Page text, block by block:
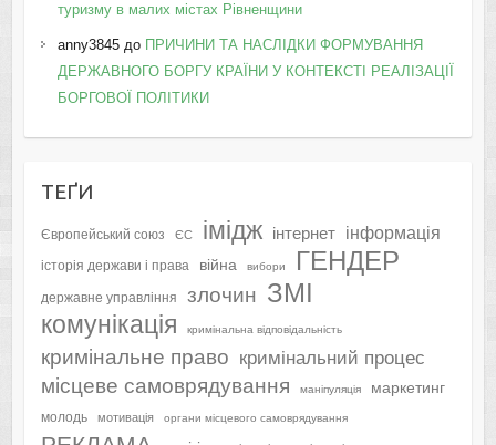
туризму в малих містах Рівненщини
anny3845до ПРИЧИНИ ТА НАСЛІДКИ ФОРМУВАННЯ
ДЕРЖАВНОГО БОРГУ КРАЇНИ У КОНТЕКСТІ РЕАЛІЗАЦІЇ
БОРГОВОЇ ПОЛІТИКИ
ТЕҐИ
Європейський союз ЄС імідж інтернет інформація
історія держави і права війна вибори ГЕНДЕР
державне управління злочин ЗМІ
комунікація кримінальна відповідальність
кримінальне право кримінальний процес
місцеве самоврядування маніпуляція маркетинг
молодь мотивація органи місцевого самоврядування